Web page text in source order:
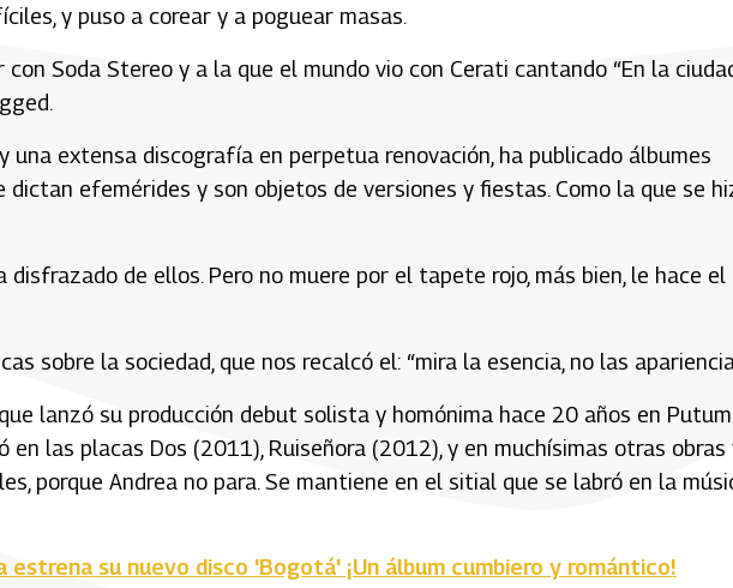
y puso a corear y a poguear masas.
Soda Stereo y a la que el mundo vio con Cerati cantando “En la
una extensa discografía en perpetua renovación, ha publicado álbumes
dictan efemérides y son objetos de versiones y fiestas. Como la que se
disfrazado de ellos. Pero no muere por el tapete rojo, más bien, le hace el
sobre la sociedad, que nos recalcó el: “mira la esencia, no las
lanzó su producción debut solista y homónima hace 20 años en
en las placas Dos (2011), Ruiseñora (2012), y en muchísimas otras obras
porque Andrea no para. Se mantiene en el sitial que se labró en la
estrena su nuevo disco 'Bogotá' ¡Un álbum cumbiero y romántico!